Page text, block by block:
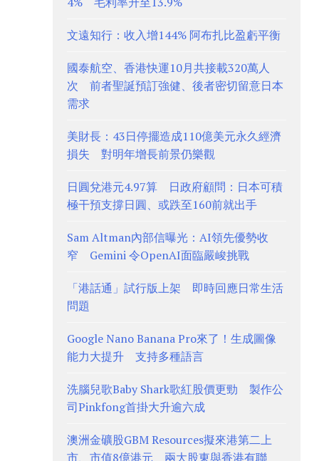
文遠知行：收入增144% 阿布扎比盈虧平衡
國泰航空、香港快運10月共接載320萬人
次 前者聖誕預訂強健、後者密切留意日本
需求
美財長：43日停擺造成110億美元永久經濟
損失 對明年增長前景仍樂觀
日圓兌港元4.97算 日政府顧問：日本可積
極干預支撐日圓、或跌至160前就出手
Sam Altman內部信曝光：AI領先優勢收
窄 Gemini 令OpenAI面臨嚴峻挑戰
「港話通」試行版上架 即時回應日常生活
問題
Google Nano Banana Pro來了！生成圖像
能力大提升 支持多種語言
洗腦兒歌Baby Shark歌紅股價更勁 製作公
司Pinkfong首掛大升逾六成
澳洲金礦股GBM Resources擬來港第二上
市、市值8億港元 兩大股東與香港有聯